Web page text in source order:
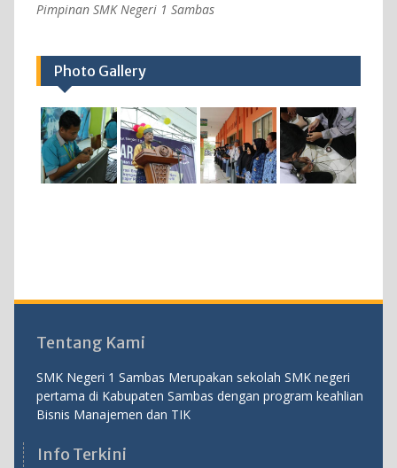
Pimpinan SMK Negeri 1 Sambas
Photo Gallery
Tentang Kami
SMK Negeri 1 Sambas Merupakan sekolah SMK negeri
pertama di Kabupaten Sambas dengan program keahlian
Bisnis Manajemen dan TIK
Info Terkini